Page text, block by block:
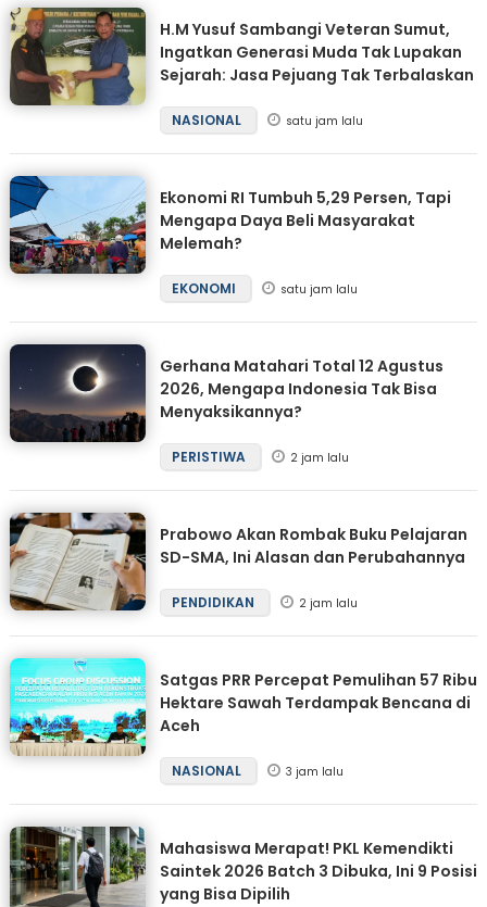
H.M Yusuf Sambangi Veteran Sumut,
Ingatkan Generasi Muda Tak Lupakan
Sejarah: Jasa Pejuang Tak Terbalaskan
NASIONAL satu jam lalu
Ekonomi RI Tumbuh 5,29 Persen, Tapi
Mengapa Daya Beli Masyarakat
Melemah?
EKONOMI satu jam lalu
Gerhana Matahari Total 12 Agustus
2026, Mengapa Indonesia Tak Bisa
Menyaksikannya?
PERISTIWA 2 jam lalu
Prabowo Akan Rombak Buku Pelajaran
SD-SMA, Ini Alasan dan Perubahannya
PENDIDIKAN 2 jam lalu
Satgas PRR Percepat Pemulihan 57 Ribu
Hektare Sawah Terdampak Bencana di
Aceh
NASIONAL 3 jam lalu
Mahasiswa Merapat! PKL Kemendikti
Saintek 2026 Batch 3 Dibuka, Ini 9 Posisi
yang Bisa Dipilih